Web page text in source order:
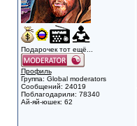
Подарочек тот ещё...
Профиль
Группа: Global moderators
Сообщений: 24019
Поблагодарили: 78340
Ай-яй-юшек: 62